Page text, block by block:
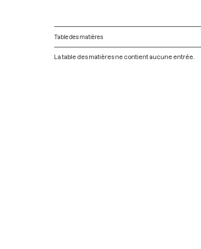
Table des matières
La table des matières ne contient aucune entrée.